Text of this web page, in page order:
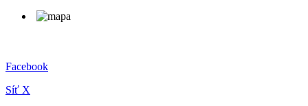
Facebook
Síť X